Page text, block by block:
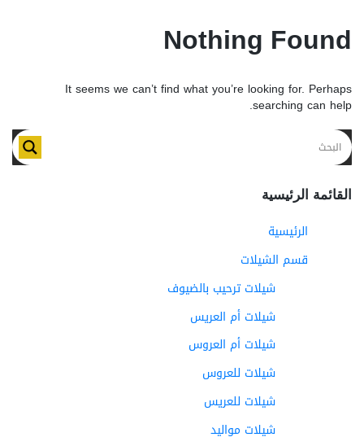
Nothing Found
It seems we can’t find what you’re looking for. Perhaps
searching can help.
القائمة الرئيسية
الرئيسية
قسم الشيلات
شيلات ترحيب بالضيوف
شيلات أم العريس
شيلات أم العروس
شيلات للعروس
شيلات للعريس
شيلات مواليد